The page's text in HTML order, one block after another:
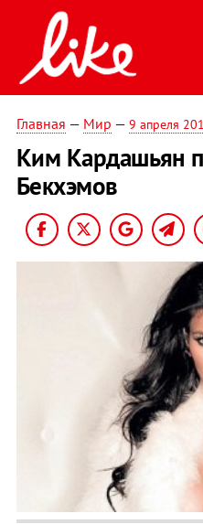
Главная — Мир — 9 апреля
Ким Кардашьян
Бекхэмов